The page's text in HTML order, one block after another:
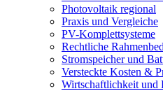
Photovoltaik regional
Praxis und Vergleiche
PV-Komplettsysteme
Rechtliche
Stromspeicher und
Versteckte Kosten &
Wirtschaftlichkeit und